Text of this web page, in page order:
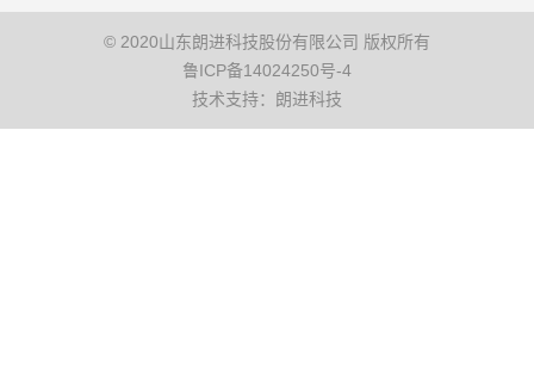
© 2020山东朗进科技股份有限公司 版权所有
鲁ICP备14024250号-4
技术支持：朗进科技